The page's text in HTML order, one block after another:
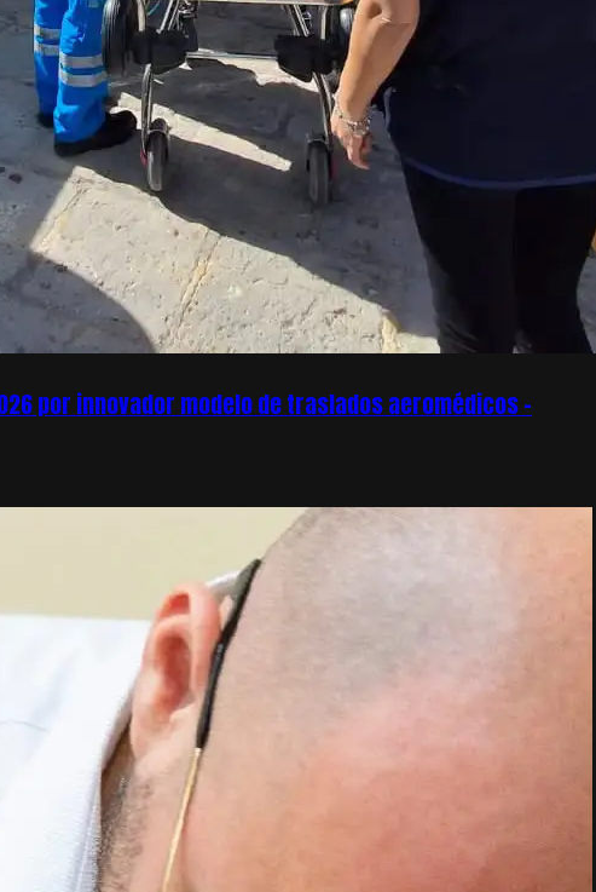
por innovador modelo de traslados aeromédicos –